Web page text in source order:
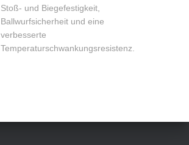
Stoß- und Biegefestigkeit,
Ballwurfsicherheit und eine
verbesserte
Temperaturschwankungsresistenz.